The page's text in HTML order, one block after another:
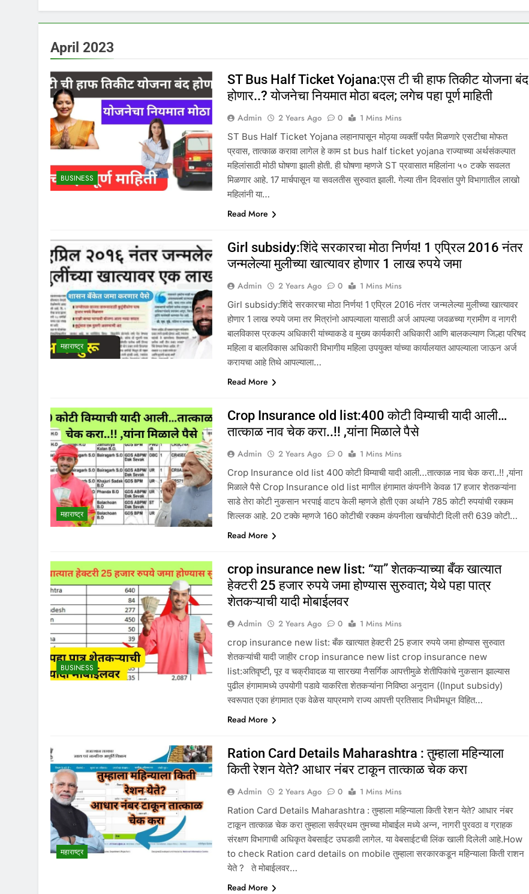
April 2023
BUSINESS
ST Bus Half Ticket Yojana:एस टी ची हाफ तिकीट योजना बंद
होणार..? योजनेचा नियमात मोठा बदल; लगेच पहा पूर्ण माहिती
Admin 2 Years Ago 0
1 Mins Mins
ST Bus Half Ticket Yojana लहानापासून मोठ्या व्यक्तीं पर्यंत मिळणारे एसटीचा मोफत
प्रवास, तात्काळ करावा लागेल हे काम st bus half ticket yojana राज्याच्या अर्थसंकल्पात
महिलांसाठी मोठी घोषणा झाली होती. ही घोषणा म्हणजे ST प्रवासात महिलांना ५० टक्के सवलत
मिळणार आहे. 17 मार्चपासून या सवलतीस सुरुवात झाली. गेल्या तीन दिवसांत पुणे विभागातील लाखो
महिलांनी या…
Read More
महाराष्ट्र
Girl subsidy:शिंदे सरकारचा मोठा निर्णय! 1 एप्रिल 2016 नंतर
जन्मलेल्या मुलीच्या खात्यावर होणार 1 लाख रुपये जमा
Admin 2 Years Ago 0
1 Mins Mins
Girl subsidy:शिंदे सरकारचा मोठा निर्णय! 1 एप्रिल 2016 नंतर जन्मलेल्या मुलीच्या खात्यावर
होणार 1 लाख रुपये जमा तर मित्रांनो आपल्याला यासाठी अर्ज आपल्या जवळच्या ग्रामीण व नागरी
बालविकास प्रकल्प अधिकारी यांच्याकडे व मुख्य कार्यकारी अधिकारी आणि बालकल्याण जिल्हा परिषद
महिला व बालविकास अधिकारी विभागीय महिला उपयुक्त यांच्या कार्यालयात आपल्याला जाऊन अर्ज
करायचा आहे तिथे आपल्याला…
Read More
महाराष्ट्र
Crop Insurance old list:400 कोटी विम्याची यादी आली…
तात्काळ नाव चेक करा..!! ,यांना मिळाले पैसे
Admin 2 Years Ago 0
1 Mins Mins
Crop Insurance old list 400 कोटी विम्याची यादी आली…तात्काळ नाव चेक करा..!! ,यांना
मिळाले पैसे Crop Insurance old list मागील हंगामात कंपनीने केवळ 17 हजार शेतकऱ्यांना
साडे तेरा कोटी नुकसान भरपाई वाटप केली म्हणजे होती एका अर्थाने 785 कोटी रुपयांची रक्कम
शिल्लक आहे. 20 टक्के म्हणजे 160 कोटीची रक्कम कंपनीला खर्चापोटी दिली तरी 639 कोटी…
Read More
BUSINESS
crop insurance new list: “या” शेतकऱ्याच्या बँक खात्यात
हेक्टरी 25 हजार रुपये जमा होण्यास सुरुवात; येथे पहा पात्र
शेतकऱ्याची यादी मोबाईलवर
Admin 2 Years Ago 0
1 Mins Mins
crop insurance new list: बँक खात्यात हेक्टरी 25 हजार रुपये जमा होण्यास सुरुवात
शेतकऱ्यांची यादी जाहीर crop insurance new list crop insurance new
list:अतिवृष्टी, पूर व चक्रीवादळ या सारख्या नैसर्गिक आपत्तीमुळे शेतीपिकांचे नुकसान झाल्यास
पुढील हंगामामध्ये उपयोगी पडावे याकरिता शेतकऱ्यांना निविष्ठा अनुदान ((Input subsidy)
स्वरूपात एका हंगामात एक वेळेस याप्रमाणे राज्य आपत्ती प्रतिसाद निधीमधून विहित…
Read More
महाराष्ट्र
Ration Card Details Maharashtra : तुम्हाला महिन्याला
किती रेशन येते? आधार नंबर टाकून तात्काळ चेक करा
Admin 2 Years Ago 0
1 Mins Mins
Ration Card Details Maharashtra : तुम्हाला महिन्याला किती रेशन येते? आधार नंबर
टाकून तात्काळ चेक करा तुम्हाला सर्वप्रथम तुमच्या मोबाईल मध्ये अन्न, नागरी पुरवठा व ग्राहक
संरक्षण विभागाची अधिकृत वेबसाईट उघडावी लागेल. या वेबसाईटची लिंक खाली दिलेली आहे.How
to check Ration card details on mobile तुम्हाला सरकारकडून महिन्याला किती राशन
येते ? ते मोबाईलवर…
Read More